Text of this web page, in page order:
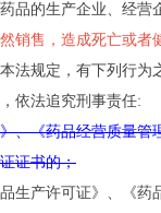
品的生产企业、经营
销售，造成死亡或
法规定，有下列行为
依法追究刑事责任:
、《药品经营质量
证书的；
生产许可证》、《